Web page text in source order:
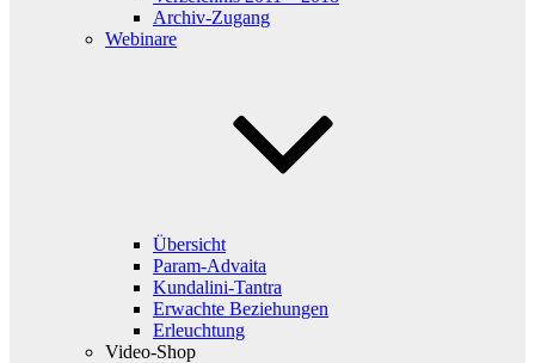
Archiv-Zugang
Webinare
Übersicht
Param-Advaita
Kundalini-Tantra
Erwachte Beziehungen
Erleuchtung
Video-Shop